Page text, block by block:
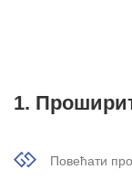
1.
Повећати